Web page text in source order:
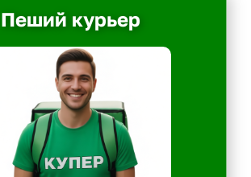
Пеший курьер